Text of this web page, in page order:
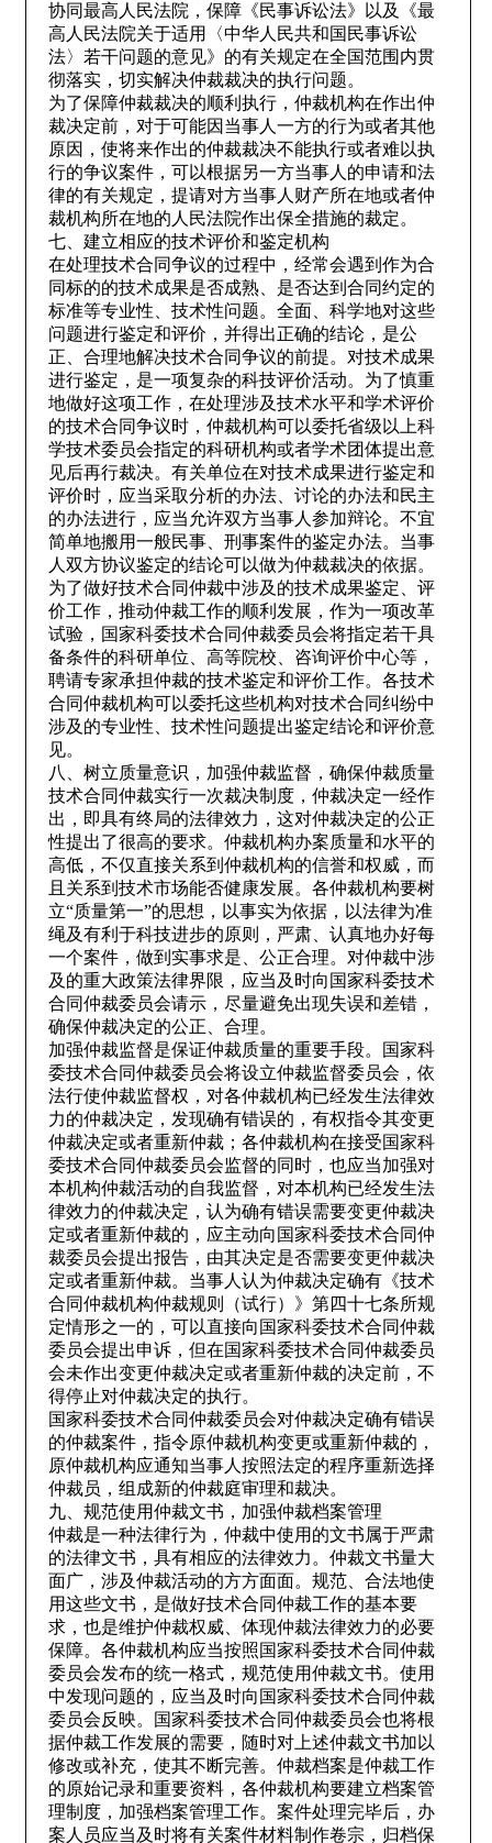
协同最高人民法院，保障《民事诉讼法》以及《最
高人民法院关于适用〈中华人民共和国民事诉讼
法〉若干问题的意见》的有关规定在全国范围内贯
彻落实，切实解决仲裁裁决的执行问题。
为了保障仲裁裁决的顺利执行，仲裁机构在作出仲
裁决定前，对于可能因当事人一方的行为或者其他
原因，使将来作出的仲裁裁决不能执行或者难以执
行的争议案件，可以根据另一方当事人的申请和法
律的有关规定，提请对方当事人财产所在地或者仲
裁机构所在地的人民法院作出保全措施的裁定。
七、建立相应的技术评价和鉴定机构
在处理技术合同争议的过程中，经常会遇到作为合
同标的的技术成果是否成熟、是否达到合同约定的
标准等专业性、技术性问题。全面、科学地对这些
问题进行鉴定和评价，并得出正确的结论，是公
正、合理地解决技术合同争议的前提。对技术成果
进行鉴定，是一项复杂的科技评价活动。为了慎重
地做好这项工作，在处理涉及技术水平和学术评价
的技术合同争议时，仲裁机构可以委托省级以上科
学技术委员会指定的科研机构或者学术团体提出意
见后再行裁决。有关单位在对技术成果进行鉴定和
评价时，应当采取分析的办法、讨论的办法和民主
的办法进行，应当允许双方当事人参加辩论。不宜
简单地搬用一般民事、刑事案件的鉴定办法。当事
人双方协议鉴定的结论可以做为仲裁裁决的依据。
为了做好技术合同仲裁中涉及的技术成果鉴定、评
价工作，推动仲裁工作的顺利发展，作为一项改革
试验，国家科委技术合同仲裁委员会将指定若干具
备条件的科研单位、高等院校、咨询评价中心等，
聘请专家承担仲裁的技术鉴定和评价工作。各技术
合同仲裁机构可以委托这些机构对技术合同纠纷中
涉及的专业性、技术性问题提出鉴定结论和评价意
见。
八、树立质量意识，加强仲裁监督，确保仲裁质量
技术合同仲裁实行一次裁决制度，仲裁决定一经作
出，即具有终局的法律效力，这对仲裁决定的公正
性提出了很高的要求。仲裁机构办案质量和水平的
高低，不仅直接关系到仲裁机构的信誉和权威，而
且关系到技术市场能否健康发展。各仲裁机构要树
立“质量第一”的思想，以事实为依据，以法律为准
绳及有利于科技进步的原则，严肃、认真地办好每
一个案件，做到实事求是、公正合理。对仲裁中涉
及的重大政策法律界限，应当及时向国家科委技术
合同仲裁委员会请示，尽量避免出现失误和差错，
确保仲裁决定的公正、合理。
加强仲裁监督是保证仲裁质量的重要手段。国家科
委技术合同仲裁委员会将设立仲裁监督委员会，依
法行使仲裁监督权，对各仲裁机构已经发生法律效
力的仲裁决定，发现确有错误的，有权指令其变更
仲裁决定或者重新仲裁；各仲裁机构在接受国家科
委技术合同仲裁委员会监督的同时，也应当加强对
本机构仲裁活动的自我监督，对本机构已经发生法
律效力的仲裁决定，认为确有错误需要变更仲裁决
定或者重新仲裁的，应主动向国家科委技术合同仲
裁委员会提出报告，由其决定是否需要变更仲裁决
定或者重新仲裁。当事人认为仲裁决定确有《技术
合同仲裁机构仲裁规则（试行）》第四十七条所规
定情形之一的，可以直接向国家科委技术合同仲裁
委员会提出申诉，但在国家科委技术合同仲裁委员
会未作出变更仲裁决定或者重新仲裁的决定前，不
得停止对仲裁决定的执行。
国家科委技术合同仲裁委员会对仲裁决定确有错误
的仲裁案件，指令原仲裁机构变更或重新仲裁的，
原仲裁机构应通知当事人按照法定的程序重新选择
仲裁员，组成新的仲裁庭审理和裁决。
九、规范使用仲裁文书，加强仲裁档案管理
仲裁是一种法律行为，仲裁中使用的文书属于严肃
的法律文书，具有相应的法律效力。仲裁文书量大
面广，涉及仲裁活动的方方面面。规范、合法地使
用这些文书，是做好技术合同仲裁工作的基本要
求，也是维护仲裁权威、体现仲裁法律效力的必要
保障。各仲裁机构应当按照国家科委技术合同仲裁
委员会发布的统一格式，规范使用仲裁文书。使用
中发现问题的，应当及时向国家科委技术合同仲裁
委员会反映。国家科委技术合同仲裁委员会也将根
据仲裁工作发展的需要，随时对上述仲裁文书加以
修改或补充，使其不断完善。仲裁档案是仲裁工作
的原始记录和重要资料，各仲裁机构要建立档案管
理制度，加强档案管理工作。案件处理完毕后，办
案人员应当及时将有关案件材料制作卷宗，归档保